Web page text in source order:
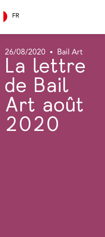
FR
26/08/2020 Bail Art
La lettre
de Bail
Art août
2020